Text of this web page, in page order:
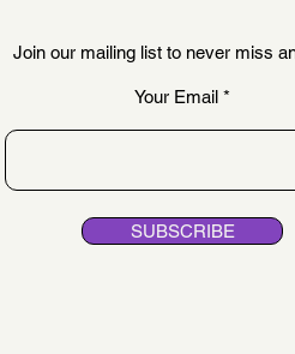
Join our mailing list to never miss
Your Email
SUBSCRIBE